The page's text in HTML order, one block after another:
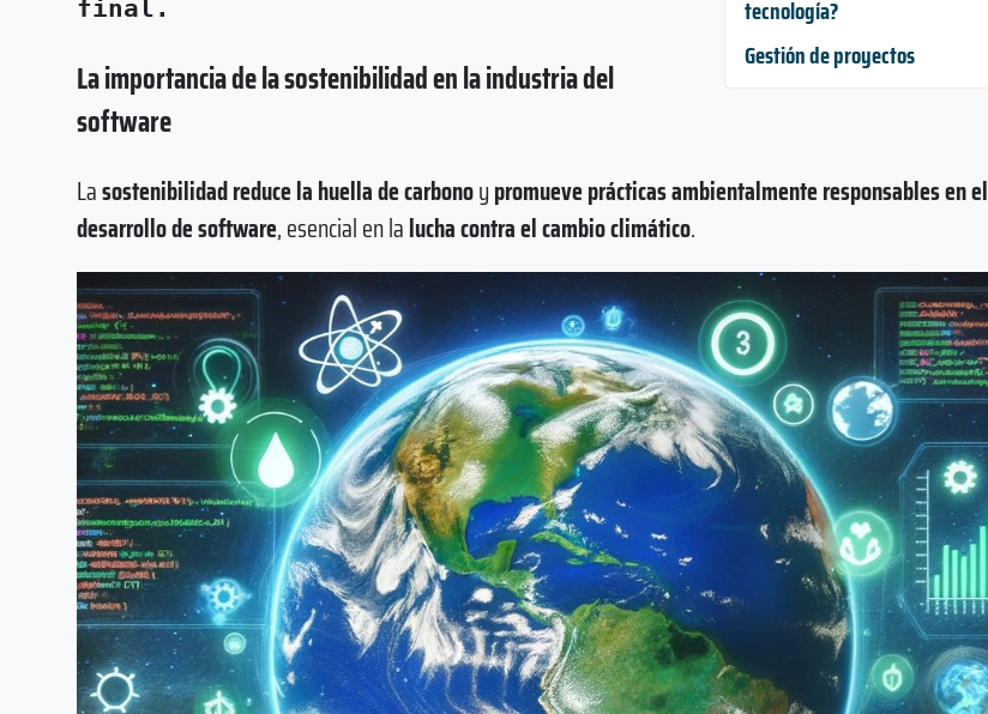
tecnología?
Gestión de proyectos
final.
La importancia de la sostenibilidad en la industria del
software
Lasostenibilidad reduce la huella de carbonoypromueve prácticas ambientalmente responsables en el
desarrollo de software, esencial en lalucha contra el cambio climático.